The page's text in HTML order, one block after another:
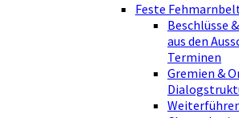
Feste
Beschlüsse
aus den
Terminen
Gremien &